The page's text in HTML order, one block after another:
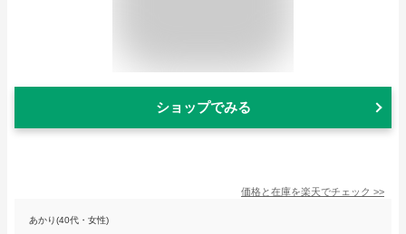
ショップでみる
価格と在庫を楽天でチェック >>
あかり(40代・女性)